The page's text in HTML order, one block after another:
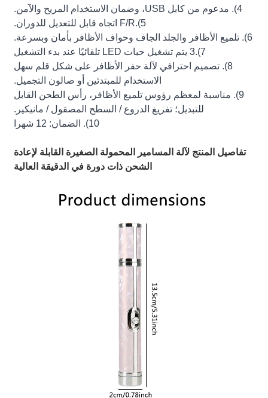
4). مدعوم من كابل USB، وضمان الاستخدام المريح والآمن.
5).F/R اتجاه قابل للتعديل للدوران.
6). تلميع الأظافر والجلد الجاف وحواف الأظافر بأمان وبسرعة.
7).3 يتم تشغيل حبات LED تلقائيًا عند بدء التشغيل
8). تصميم احترافي لآلة حفر الأظافر على شكل قلم سهل
الاستخدام للمبتدئين أو صالون التجميل.
9). مناسبة لمعظم رؤوس تلميع الأظافر، رأس الطحن القابل
للتبديل؛ تفريغ الدروع / السطح المصقول / مانيكير.
10). الضمان: 12 شهرا
تفاصيل المنتج لآلة المسامير المحمولة الصغيرة القابلة لإعادة
الشحن ذات دورة في الدقيقة العالية